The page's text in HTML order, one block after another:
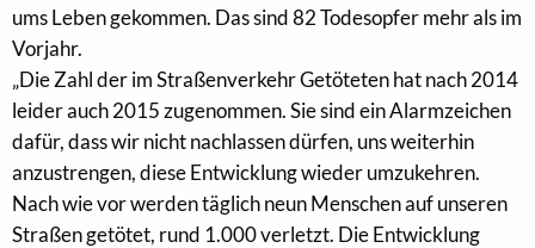
ums Leben gekommen. Das sind 82 Todesopfer mehr als im
Vorjahr.
„Die Zahl der im Straßenverkehr Getöteten hat nach 2014
leider auch 2015 zugenommen. Sie sind ein Alarmzeichen
dafür, dass wir nicht nachlassen dürfen, uns weiterhin
anzustrengen, diese Entwicklung wieder umzukehren.
Nach wie vor werden täglich neun Menschen auf unseren
Straßen getötet, rund 1.000 verletzt. Die Entwicklung